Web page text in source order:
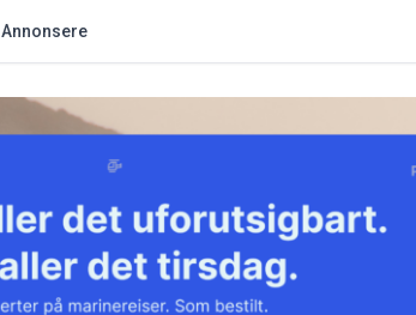
Annonsere